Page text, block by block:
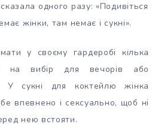
одного разу: «Подивіться
жінки, там немає і сукні».
у своєму гардеробі кілька
на вибір для вечорів або
У сукні для коктейлю жінка
впевнено і сексуально, щоб ні
нею встояти.